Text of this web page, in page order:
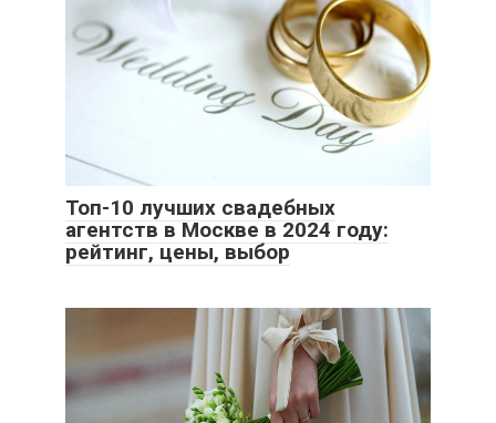
Топ-10 лучших свадебных
агентств в Москве в 2024 году:
рейтинг, цены, выбор